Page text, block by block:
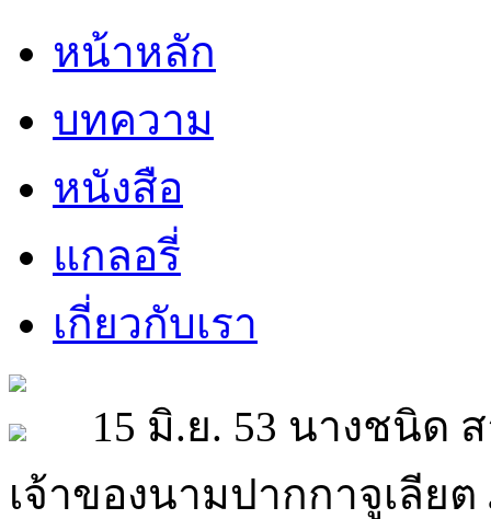
หน้าหลัก
บทความ
หนังสือ
แกลอรี่
เกี่ยวกับเรา
15 มิ.ย. 53 นางชนิด
เจ้าของนามปากกาจูเลีย